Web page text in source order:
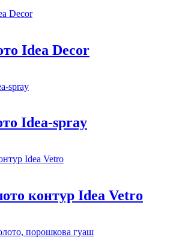
Idea Decor
Idea-spray
контур Idea Vetro